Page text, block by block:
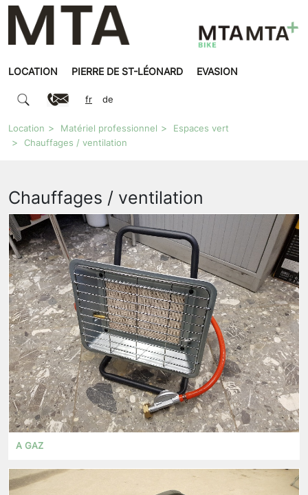
LOCATION PIERRE DE ST-LÉONARD EVASION
fr de
Location Matériel professionnel
Espaces vert
Chauffages / ventilation
Chauffages / ventilation
A GAZ